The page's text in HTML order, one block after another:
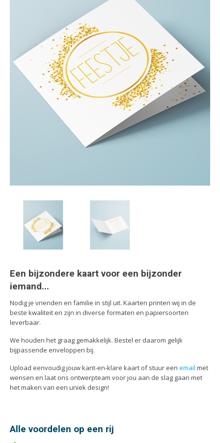
Ansichtkaarten
Briefpapier
Brochures
Cadeaubonnen
Certificaten/Diploma's
Doordruksets
Enveloppen
Handleidingen
Kaarten
Kalenders
Liturgieën
Mondkapjes
Notitieblokken
Portfolio
Posters
Programmaboekjes
Rapporten/Verslagen
Trouwkaarten
Winkelwagen
Een bijzondere kaart voor een bijzonder
iemand...
Nodig je vrienden en familie in stijl uit. Kaarten printen wij in de
beste kwaliteit en zijn in diverse formaten en papiersoorten
leverbaar.
We houden het graag gemakkelijk. Bestel er daarom gelijk
bijpassende enveloppen bij.
Upload eenvoudig jouw kant-en-klare kaart of stuur een email met
wensen en laat ons ontwerpteam voor jou aan de slag gaan met
het maken van een uniek design!
Alle voordelen op een rij